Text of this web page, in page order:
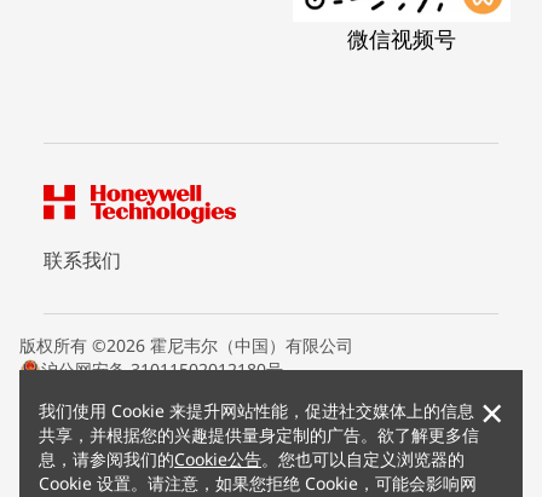
我们使用 Cookie 来提升网站性能，促进社交媒体上的信息
共享，并根据您的兴趣提供量身定制的广告。欲了解更多信
息，请参阅我们的Cookie公告。您也可以自定义浏览器的
Cookie 设置。请注意，如果您拒绝 Cookie，可能会影响网
×
微信视频号
联系我们
版权所有 ©2026 霍尼韦尔（中国）有限公司
沪公网安备 31011502012180号
条款条约
隐私声明
您的隐私选项
霍尼韦尔科技Cookie通知